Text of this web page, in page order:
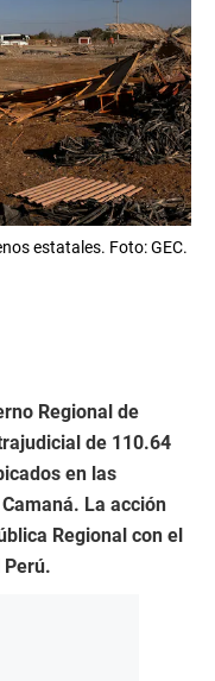
estatales. Foto: GEC.
Regional de
de 110.64
en las
La acción
Regional con el